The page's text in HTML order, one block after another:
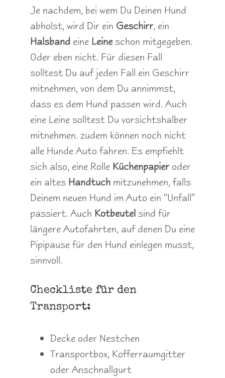
Je nachdem, bei wem Du Deinen Hund
abholst, wird Dir ein Geschirr, ein
Halsband eine Leineschon mitgegeben.
Oder eben nicht. Für diesen Fall
solltest Du auf jeden Fall ein Geschirr
mitnehmen, von dem Du annimmst,
dass es dem Hund passen wird. Auch
eine Leine solltest Du vorsichtshalber
mitnehmen. zudem können noch nicht
alle Hunde Auto fahren. Es empfiehlt
sich also, eine Rolle Küchenpapier oder
ein altes Handtuch mitzunehmen, falls
Deinem neuen Hund im Auto ein “Unfall”
passiert. Auch Kotbeutelsind für
längere Autofahrten, auf denen Du eine
Pipipause für den Hund einlegen musst,
sinnvoll.
Checkliste für den
Transport:
Decke oder Nestchen
Transportbox, Kofferraumgitter
oder Anschnallgurt